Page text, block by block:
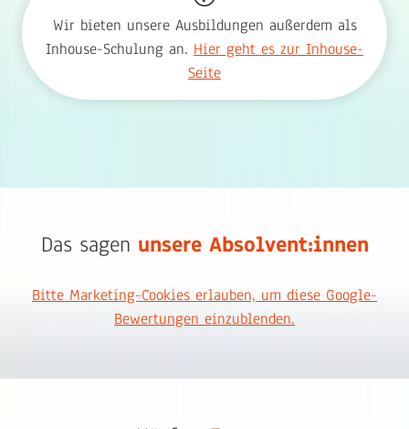
Wir bieten unsere Ausbildungen außerdem als
Inhouse-Schulung an. Hier geht es zur Inhouse-
Seite
Das sagen unsere Absolvent:innen
Bitte Marketing-Cookies erlauben, um diese Google-
Bewertungen einzublenden.